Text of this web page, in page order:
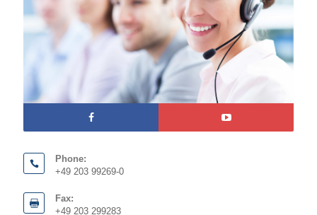
Phone:
+49 203 99269-0
Fax:
+49 203 299283